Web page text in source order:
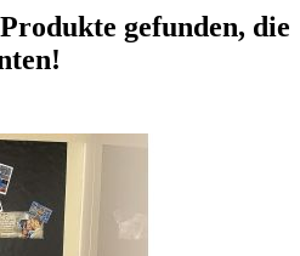
gefunden, die